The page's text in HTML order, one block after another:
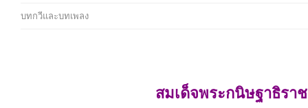
บทกวีและบทเพลง
สมเด็จพระกนิษฐาธิรา